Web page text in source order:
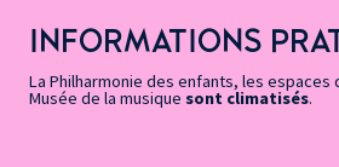
page
Accessibilité
accès
rapides
principal
contenu
principal
page
Message d’information
INFORMATIONS
La Philharmonie des enfants, les espaces
Musée de la musique sont climatisés.